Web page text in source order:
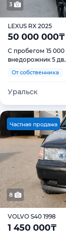
3
LEXUS RX 2025
50 000 000₸
С пробегом 15
внедорожник 5
От собственника
Уральск
Частная продажа
8
VOLVO S40 1998
1 450 000₸